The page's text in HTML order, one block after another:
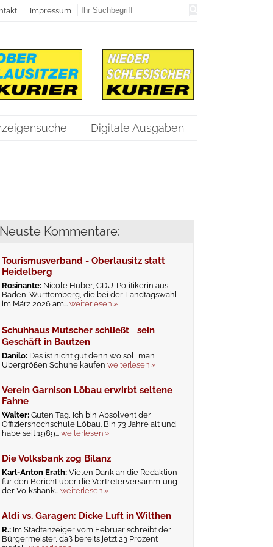
Impressum
Digitale Ausgaben
Neuste Kommentare:
Tourismusverband - Oberlausitz statt
Heidelberg
Rosinante: Nicole Huber, CDU-Politikerin aus
Baden-Württemberg, die bei der Landtagswahl
im März 2026 am...weiterlesen »
Schuhhaus Mutscher schließt sein
Geschäft in Bautzen
Danilo: Das ist nicht gut denn wo soll man
Übergrößen Schuhe kaufenweiterlesen »
Verein Garnison Löbau erwirbt seltene
Fahne
Walter:Guten Tag, Ich bin Absolvent der
Offiziershochschule Löbau. Bin 73 Jahre alt und
habe seit 1989...weiterlesen »
Die Volksbank zog Bilanz
Karl-Anton Erath:Vielen Dank an die Redaktion
für den Bericht über die Vertreterversammlung
der Volksbank...weiterlesen »
Aldi vs. Garagen: Dicke Luft in Wilthen
R.: Im Stadtanzeiger vom Februar schreibt der
Bürgermeister, daß bereits jetzt 23 Prozent